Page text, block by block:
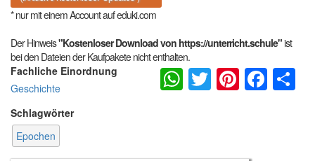
* nur mit einem Account auf eduki.com
Der Hinweis"Kostenloser Download von https://unterricht.schule"ist
bei den Dateien der Kaufpakete nicht enthalten.
Fachliche Einordnung
Geschichte
Schlagwörter
Epochen
WhatsApp
Twitter